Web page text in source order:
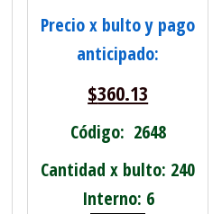
Precio x bulto y pago
anticipado:
$360.13
Código: 2648
Cantidad x bulto: 240
Interno: 6